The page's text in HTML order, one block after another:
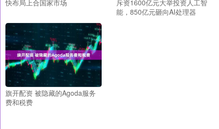
快布局上合国家市场
斥资1600亿元大举投资人工智
能，850亿元砸向AI处理器
旗开配资 被隐藏的Agoda服务
费和税费